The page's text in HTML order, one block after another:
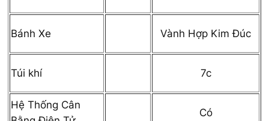
Bánh Xe Vành Hợp Kim Đúc
Túi khí 7c
Hệ Thống Cân
Có